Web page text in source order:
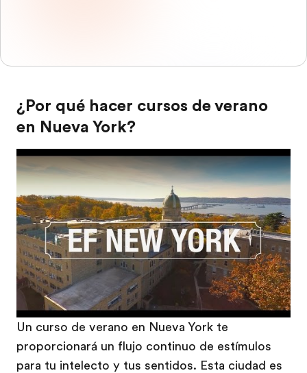
¿Por qué hacer cursos de verano
en Nueva York?
Play
Un curso de verano en Nueva York te
proporcionará un flujo continuo de estímulos
para tu intelecto y tus sentidos. Esta ciudad es